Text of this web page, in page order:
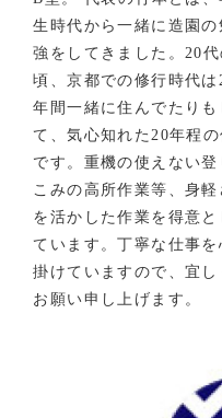
生時代から一緒に造園の
強をしてきました。20代
頃、京都での修行時代は
年間一緒に住んでたりも
て、気心知れた20年程の
です。重機の使えない登
こみの高所作業等、身軽
を活かした作業を得意と
ています。丁寧な仕事を
掛けていますので、宜し
お願い申し上げます。